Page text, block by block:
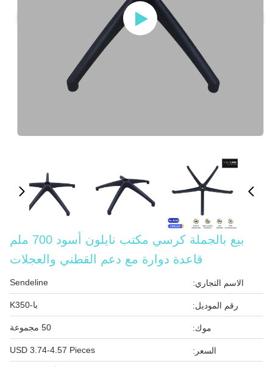
بيع بالجملة كرسي مكتب نايلون أسود 700 ملم
قاعدة دوارة مع دعم القطني والعجلات
الاسم التجاري: Sendeline
رقم الموديل: با-K350
موك: 50 مجموعة
السعر: USD 3.74-4.57 Pieces